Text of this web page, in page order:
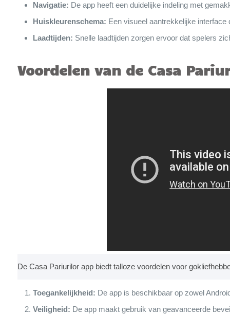
Navigatie: De app heeft een duidelijke indeling met
Huiskleurenschema: Een visueel aantrekkelijke
Laadtijden: Snelle laadtijden zorgen ervoor dat spelers
Voordelen van de Casa
De Casa Pariurilor app biedt talloze voordelen voor
Toegankelijkheid: De app is beschikbaar op zowel
Veiligheid: De app maakt gebruik van geavanceerde